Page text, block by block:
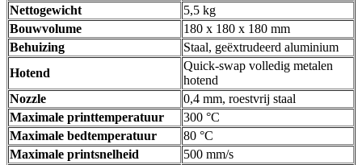
Nettogewicht
5,5 kg
Bouwvolume
180 x 180 x 180 mm
Behuizing
Staal, geëxtrudeerd aluminium
Hotend
Quick-swap volledig metalen
hotend
Nozzle
0,4 mm, roestvrij staal
Maximale printtemperatuur
300 °C
Maximale bedtemperatuur
80 °C
Maximale printsnelheid
500 mm/s